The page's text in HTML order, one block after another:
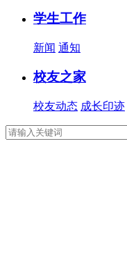
学生工作
新闻 通知
校友之家
校友动态 成长印迹